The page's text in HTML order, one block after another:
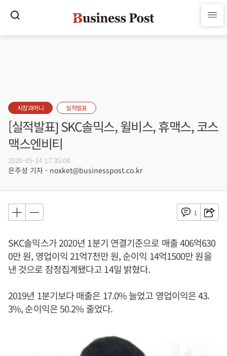
시장과머니 실적발표
[실적발표] SKC솔믹스, 윌비스, 휴맥스, 코스
맥스엔비티
2020-05-14 17:35:04
은주성 기자 - noxket@businesspost.co.kr
1
SKC솔믹스가 2020년 1분기 연결기준으로 매출 406억630
0만 원, 영업이익 21억7천만 원, 순이익 14억1500만 원을
낸 것으로 잠정집계됐다고 14일 밝혔다.
2019년 1분기보다 매출은 17.0% 늘었고 영업이익은 43.
3%, 순이익은 50.2% 줄었다.